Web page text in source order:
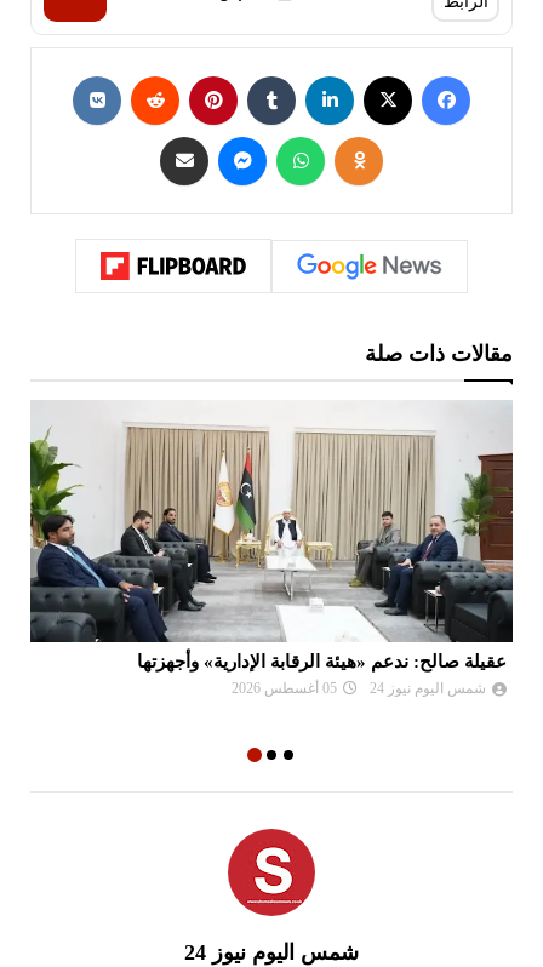
مقالات ذات صلة
عقيلة صالح: ندعم «هيئة الرقابة الإدارية» وأجهزتها
شمس اليوم نيوز 24 05 أغسطس 2026
شمس اليوم نيوز 24